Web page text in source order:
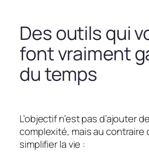
Des outils qui
font vraiment
du temps
L’objectif n’est pas d’ajouter
complexité, mais au contraire
simplifier la vie :